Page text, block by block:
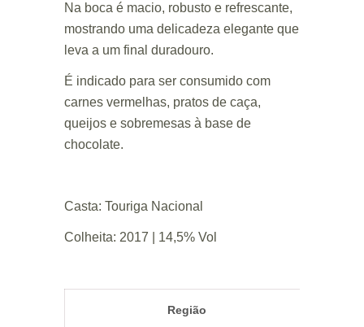
Na boca é macio, robusto e refrescante,
mostrando uma delicadeza elegante que
leva a um final duradouro.
É indicado para ser consumido com
carnes vermelhas, pratos de caça,
queijos e sobremesas à base de
chocolate.
Casta: Touriga Nacional
Colheita: 2017 | 14,5% Vol
Região